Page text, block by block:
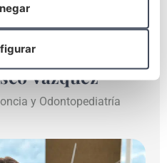
Vázquez
y Odontopediatría